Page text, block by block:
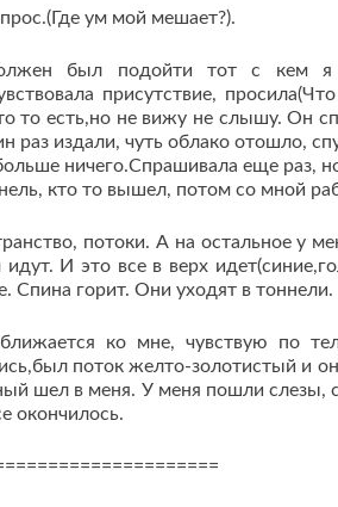
ум мой мешает?).
был подойти тот с кем я
присутствие,
то есть,но не вижу не слышу. Он
раз издали, чуть облако отошло,
ничего.Спрашивала еще раз,
кто то вышел, потом со мной
потоки. А на остальное у
идут. И это все в верх
Спина горит. Они уходят в тоннели.
ко мне, чувствую по
поток желто-золотистый и
шел в меня. У меня пошли слезы,
окончилось.